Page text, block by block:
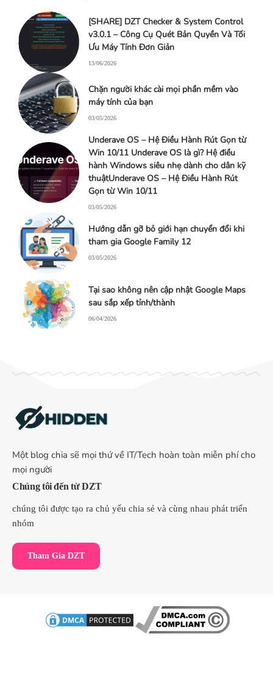
[SHARE] DZT Checker & System Control
v3.0.1 – Công Cụ Quét Bản Quyền Và Tối
Ưu Máy Tính Đơn Giản
13/06/2026
Chặn người khác cài mọi phần mềm vào
máy tính của bạn
03/05/2026
Underave OS – Hệ Điều Hành Rút Gọn từ
Win 10/11 Underave OS là gì? Hệ điều
hành Windows siêu nhẹ dành cho dân kỹ
thuậtUnderave OS – Hệ Điều Hành Rút
Gọn từ Win 10/11
03/05/2026
Hướng dẫn gỡ bỏ giới hạn chuyển đổi khi
tham gia Google Family 12
03/05/2026
Tại sao không nên cập nhật Google Maps
sau sắp xếp tỉnh/thành
06/04/2026
Một blog chia sẽ mọi thứ về IT/Tech hoàn toàn miễn phí cho
mọi người
Chúng tôi đến từ DZT
chúng tôi được tạo ra chủ yếu chia sẻ và cùng nhau phát triển
nhóm
Tham Gia DZT